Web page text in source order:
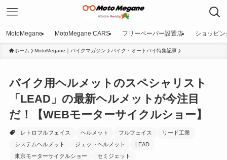
MotoMegane MotoMegane CARS フリーペーパー設置店 ショッピン
ホーム MotoMegane｜バイクマガジン バイク・オートバイ特集記事
バイク用ヘルメットのスペシャリスト
「LEAD」の最新ヘルメットが今注目
だ！【WEBモーターサイクルショー】
レトロフルフェイス ヘルメット フルフェイス
リード工業
システムヘルメット
ジェットヘルメット
LEAD
東京モーターサイクルショー
セミジェット